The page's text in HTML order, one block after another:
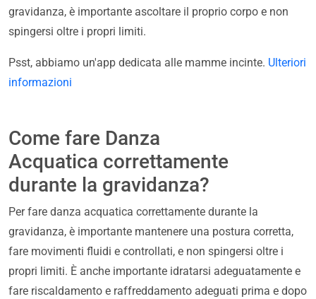
gravidanza, è importante ascoltare il proprio corpo e non
spingersi oltre i propri limiti.
Psst, abbiamo un'app dedicata alle mamme incinte. Ulteriori
informazioni
Come fare Danza
Acquatica correttamente
durante la gravidanza?
Per fare danza acquatica correttamente durante la
gravidanza, è importante mantenere una postura corretta,
fare movimenti fluidi e controllati, e non spingersi oltre i
propri limiti. È anche importante idratarsi adeguatamente e
fare riscaldamento e raffreddamento adeguati prima e dopo